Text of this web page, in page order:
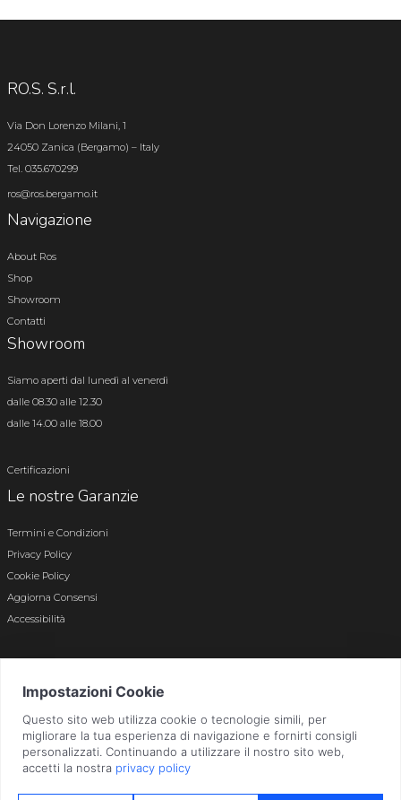
RO.S. S.r.l.
Via Don Lorenzo Milani, 1
24050 Zanica (Bergamo) – Italy
Tel. 035.670299
ros@ros.bergamo.it
Navigazione
About Ros
Shop
Showroom
Contatti
Showroom
Siamo aperti dal lunedì al venerdì
dalle 08.30 alle 12.30
dalle 14.00 alle 18.00
Certificazioni
Le nostre Garanzie
Termini e Condizioni
Privacy Policy
Cookie Policy
Aggiorna Consensi
Accessibilità
Bergamo n. 01496180165 · Capitale Sociale i.v. € 800.000,00